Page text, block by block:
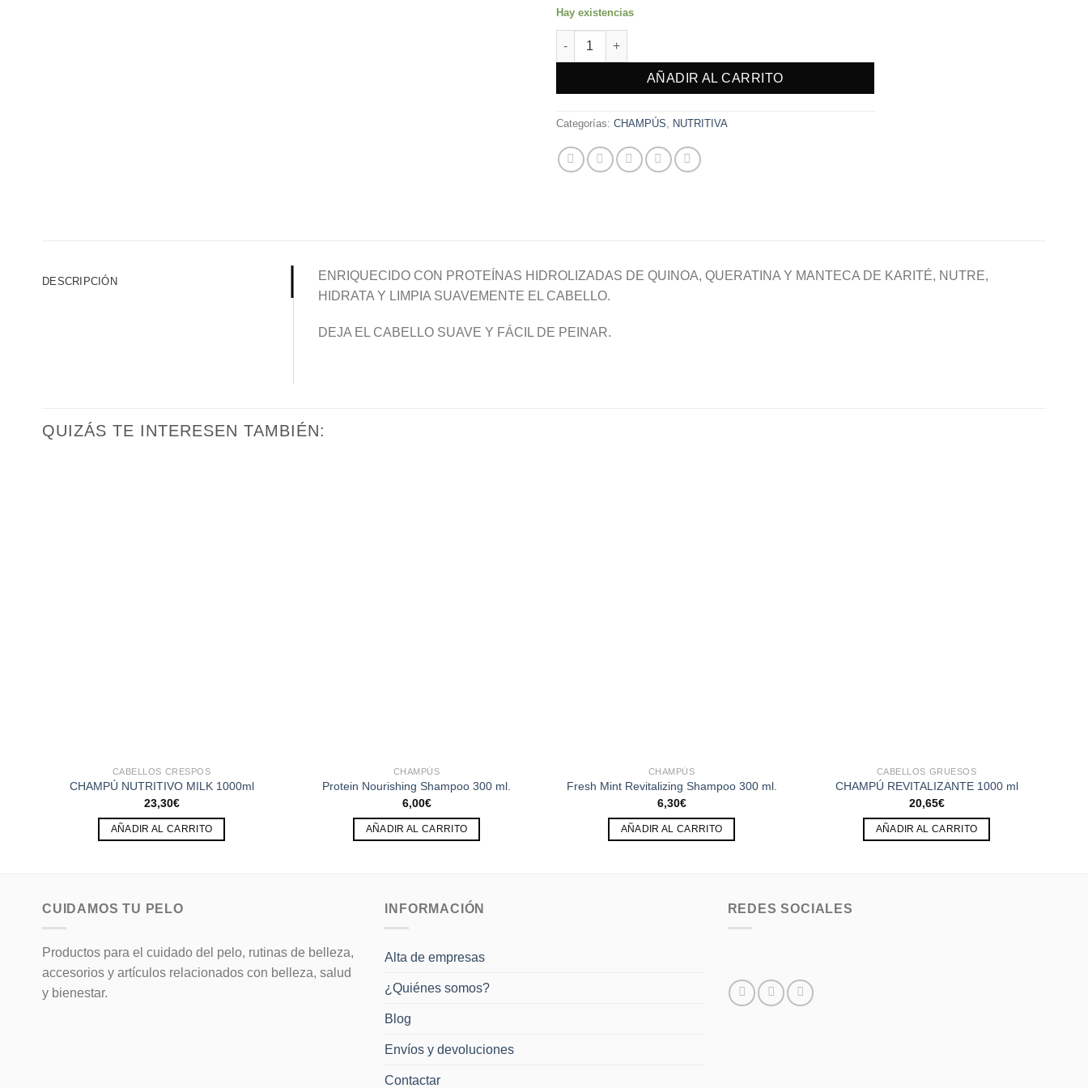
Hay existencias
Protein Nourishing Shampoo 1000 ml. cantidad
AÑADIR AL CARRITO
Categorías: CHAMPÚS NUTRITIVA
DESCRIPCIÓN
ENRIQUECIDO CON PROTEÍNAS HIDROLIZADAS DE QUINOA, QUERATINA Y MANTECA DE KARITÉ, NUTRE,
HIDRATA Y LIMPIA SUAVEMENTE EL CABELLO.
DEJA EL CABELLO SUAVE Y FÁCIL DE PEINAR.
QUIZÁS TE INTERESEN TAMBIÉN:
CABELLOS CRESPOS
CHAMPÚ NUTRITIVO MILK 1000ml
23,30€
AÑADIR AL CARRITO
CHAMPÚS
Protein Nourishing Shampoo 300 ml.
6,00€
AÑADIR AL CARRITO
CHAMPÚS
Fresh Mint Revitalizing Shampoo 300 ml.
6,30€
AÑADIR AL CARRITO
CABELLOS GRUESOS
CHAMPÚ REVITALIZANTE 1000 ml
20,65€
AÑADIR AL CARRITO
CUIDAMOS TU PELO
Productos para el cuidado del pelo, rutinas de belleza,
accesorios y artículos relacionados con belleza, salud
y bienestar.
INFORMACIÓN
Alta de empresas
¿Quiénes somos?
Blog
Envíos y devoluciones
Contactar
REDES SOCIALES